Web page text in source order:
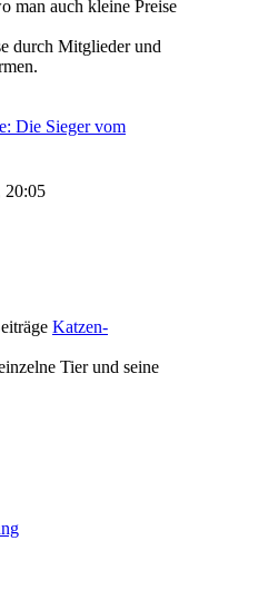
man auch kleine Preise
durch Mitglieder und
Die Sieger vom
20:05
Katzen-
Tier und seine